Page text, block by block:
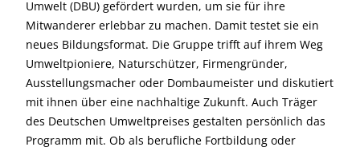
Umwelt (DBU) gefördert wurden, um sie für ihre
Mitwanderer erlebbar zu machen. Damit testet sie ein
neues Bildungsformat. Die Gruppe trifft auf ihrem Weg
Umweltpioniere, Naturschützer, Firmengründer,
Ausstellungsmacher oder Dombaumeister und diskutiert
mit ihnen über eine nachhaltige Zukunft. Auch Träger
des Deutschen Umweltpreises gestalten persönlich das
Programm mit. Ob als berufliche Fortbildung oder